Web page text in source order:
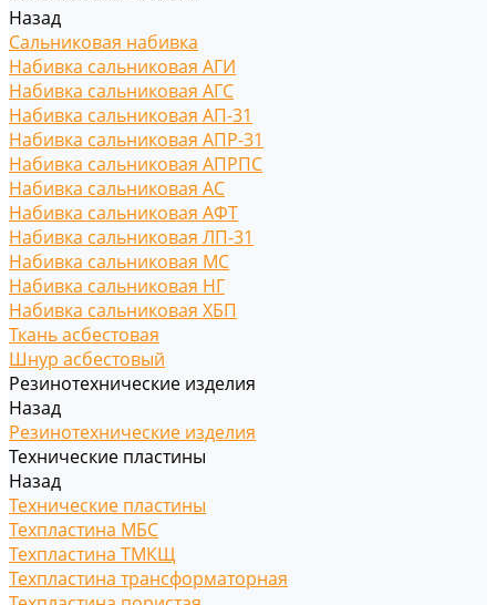
Назад
Сальниковая набивка
Набивка сальниковая АГИ
Набивка сальниковая АГС
Набивка сальниковая АП-31
Набивка сальниковая АПР-31
Набивка сальниковая АПРПС
Набивка сальниковая АС
Набивка сальниковая АФТ
Набивка сальниковая ЛП-31
Набивка сальниковая МС
Набивка сальниковая НГ
Набивка сальниковая ХБП
Ткань асбестовая
Шнур асбестовый
Резинотехнические изделия
Назад
Резинотехнические изделия
Технические пластины
Назад
Технические пластины
Техпластина МБС
Техпластина ТМКЩ
Техпластина трансформаторная